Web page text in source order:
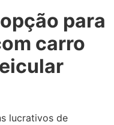
para
carro
lucrativos de